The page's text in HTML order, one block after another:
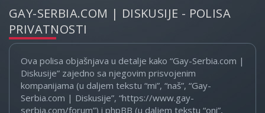
GAY-SERBIA.COM | DISKUSIJE - POLISA
PRIVATNOSTI
Ova polisa objašnjava u detalje kako “Gay-Serbia.com |
Diskusije” zajedno sa njegovim prisvojenim
kompanijama (u daljem tekstu “mi”, “naš”, “Gay-
Serbia.com | Diskusije”, “https://www.gay-
serbia.com/forum”) i phpBB (u daljem tekstu “oni”,